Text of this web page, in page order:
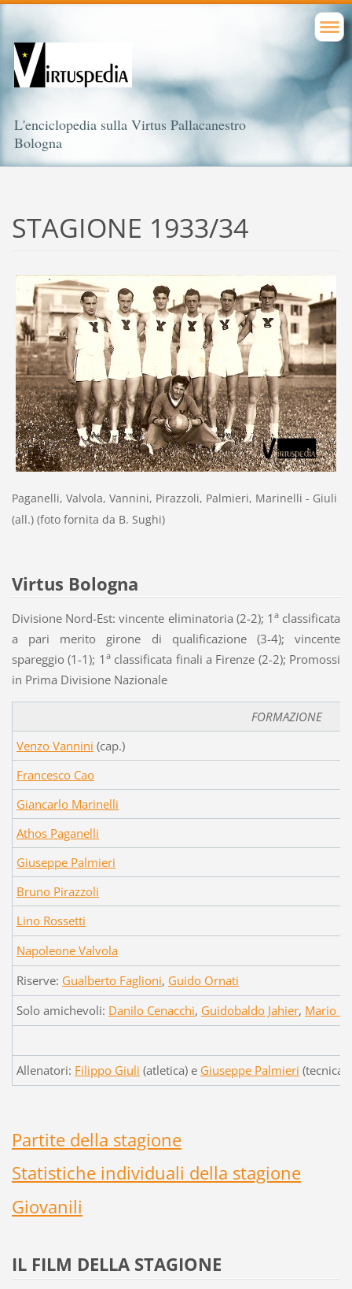
L'enciclopedia sulla Virtus Pallacanestro
Bologna
STAGIONE 1933/34
Paganelli, Valvola, Vannini, Pirazzoli, Palmieri, Marinelli - Giuli
(all.) (foto fornita da B. Sughi)
Virtus Bologna
Divisione Nord-Est: vincente eliminatoria (2-2); 1 aclassificata
a pari merito girone di qualificazione (3-4); vincente
spareggio (1-1); 1 aclassificata finali a Firenze (2-2); Promossi
in Prima Divisione Nazionale
FORMAZIONE
Venzo Vannini (cap.)
Francesco Cao
Giancarlo Marinelli
Athos Paganelli
Giuseppe Palmieri
Bruno Pirazzoli
Lino Rossetti
Napoleone Valvola
Riserve: Gualberto Faglioni, Guido Ornati
Solo amichevoli: Danilo Cenacchi, Guidobaldo Jahier, Mario
Allenatori: Filippo Giuli (atletica) e Giuseppe Palmieri (tecnica)
Partite della stagione
Statistiche individuali della stagione
Giovanili
IL FILM DELLA STAGIONE